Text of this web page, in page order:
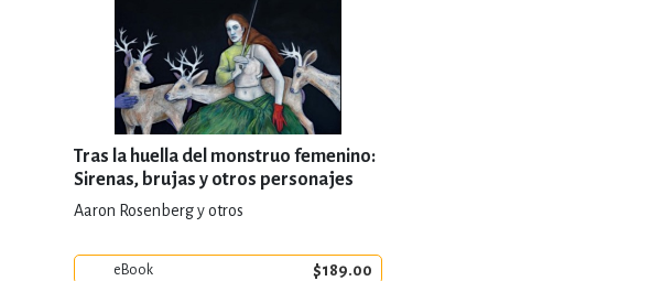
Tras la huella del monstruo femenino:
Sirenas, brujas y otros personajes
demoníacos en el arte y la literatura
Aaron Rosenberg y otros
eBook $189.00